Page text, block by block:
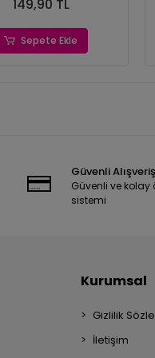
149,90 TL
Sepete Ekle
Güvenli Alışveriş
Güvenli ve kolay
sistemi
Kurumsal
Gizlilik
İletişim